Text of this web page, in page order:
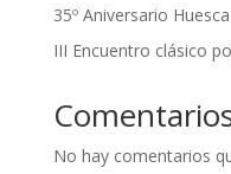
35º Aniversario
III Encuentro clásico
No hay comentarios